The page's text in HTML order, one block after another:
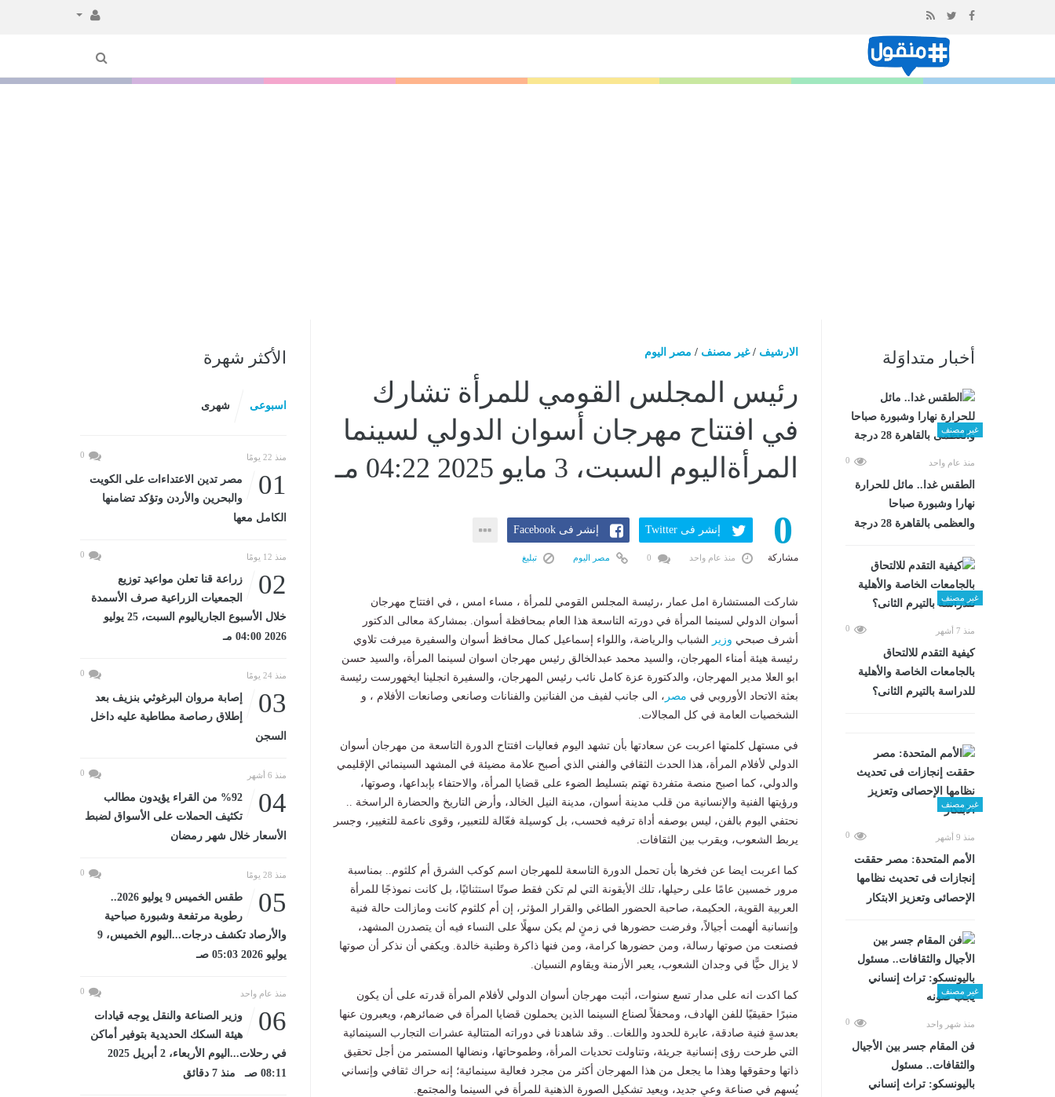
المحتوى
أخبار متداوَلة
غير مصنف
منذ عام واحد 0
الطقس غدا.. مائل للحرارة
نهارا وشبورة صباحا
والعظمى بالقاهرة 28 درجة
غير مصنف
منذ 7 أشهر 0
كيفية التقدم للالتحاق
بالجامعات الخاصة والأهلية
للدراسة بالتيرم الثانى؟
غير مصنف
منذ 9 أشهر 0
الأمم المتحدة: مصر حققت
إنجازات فى تحديث نظامها
الإحصائى وتعزيز الابتكار
غير مصنف
منذ شهر واحد 0
فن المقام جسر بين الأجيال
والثقافات.. مسئول
باليونسكو: تراث إنساني
الارشيف /غير مصنف / مصر اليوم
رئيس المجلس القومي للمرأة تشارك
في افتتاح مهرجان أسوان الدولي لسينما
المرأةاليوم السبت، 3 مايو 2025 04:22 مـ
0
مشاركة
إنشر فى Twitter إنشر فى Facebook
منذ عام واحد مصر اليوم تبليغ
شاركت المستشارة امل عمار ،رئيسة المجلس القومي للمرأة ، مساء امس ، في افتتاح مهرجان
أسوان الدولي لسينما المرأة في دورته التاسعة هذا العام بمحافظة أسوان. بمشاركة معالى الدكتور
أشرف صبحي وزير
الشباب والرياضة، واللواء إسماعيل كمال محافظ أسوان والسفيرة ميرفت تلاوي
رئيسة هيئة أمناء المهرجان، والسيد محمد عبدالخالق رئيس مهرجان اسوان لسينما المرأة، والسيد حسن
ابو العلا مدير المهرجان، والدكتورة عزة كامل نائب رئيس المهرجان، والسفيرة انجلينا ايخهورست رئيسة
بعثة الاتحاد الأوروبي في مصر ، الى جانب لفيف من الفنانين والفنانات وصانعي وصانعات الأفلام ، و
الشخصيات العامة في كل المجالات.
في مستهل كلمتها اعربت عن سعادتها بأن تشهد اليوم فعاليات افتتاح الدورة التاسعة من مهرجان أسوان
الدولي لأفلام المرأة، هذا الحدث الثقافي والفني الذي أصبح علامة مضيئة في المشهد السينمائي الإقليمي
والدولي، كما اصبح منصة متفردة تهتم بتسليط الضوء على قضايا المرأة، والاحتفاء بإبداعها، وصوتها،
ورؤيتها الفنية والإنسانية من قلب مدينة أسوان، مدينة النيل الخالد، وأرض التاريخ والحضارة الراسخة ..
نحتفي اليوم بالفن، ليس بوصفه أداة ترفيه فحسب، بل كوسيلة فعّالة للتعبير، وقوى ناعمة للتغيير، وجسر
يربط الشعوب، ويقرب بين الثقافات.
كما اعربت ايضا عن فخرها بأن تحمل الدورة التاسعة للمهرجان اسم كوكب الشرق أم كلثوم.. بمناسبة
مرور خمسين عامًا على رحيلها، تلك الأيقونة التي لم تكن فقط صوتًا استثنائيًا، بل كانت نموذجًا للمرأة
العربية القوية، الحكيمة، صاحبة الحضور الطاغي والقرار المؤثر، إن أم كلثوم كانت ومازالت حالة فنية
وإنسانية ألهمت أجيالاً، وفرضت حضورها في زمنٍ لم يكن سهلًا على النساء فيه أن يتصدرن المشهد،
فصنعت من صوتها رسالة، ومن حضورها كرامة، ومن فنها ذاكرة وطنية خالدة. ويكفي أن نذكر أن صوتها
لا يزال حيًّا في وجدان الشعوب، يعبر الأزمنة ويقاوم النسيان.
كما اكدت انه على مدار تسع سنوات، أثبت مهرجان أسوان الدولي لأفلام المرأة قدرته على أن يكون
منبرًا حقيقيًا للفن الهادف، ومحفلاً لصناع السينما الذين يحملون قضايا المرأة في ضمائرهم، ويعبرون عنها
بعدسةٍ فنية صادقة، عابرة للحدود واللغات.. وقد شاهدنا في دوراته المتتالية عشرات التجارب السينمائية
التي طرحت رؤى إنسانية جريئة، وتناولت تحديات المرأة، وطموحاتها، ونضالها المستمر من أجل تحقيق
ذاتها وحقوقها وهذا ما يجعل من هذا المهرجان أكثر من مجرد فعالية سينمائية؛ إنه حراك ثقافي وإنساني
يُسهم في صناعة وعيٍ جديد، ويعيد تشكيل الصورة الذهنية للمرأة في السينما والمجتمع.
الأكثر شهرة
اسبوعى شهرى
منذ 22 يومًا 0
01
مصر تدين الاعتداءات على الكويت
والبحرين والأردن وتؤكد تضامنها
الكامل معها
منذ 12 يومًا 0
02
زراعة قنا تعلن مواعيد توزيع
الجمعيات الزراعية صرف الأسمدة
خلال الأسبوع الجارياليوم السبت، 25 يوليو
2026 04:00 مـ
منذ 24 يومًا 0
03
إصابة مروان البرغوثي بنزيف بعد
إطلاق رصاصة مطاطية عليه داخل
السجن
منذ 6 أشهر 0
04
%92 من القراء يؤيدون مطالب
تكثيف الحملات على الأسواق لضبط
الأسعار خلال شهر رمضان
منذ 28 يومًا 0
05
طقس الخميس 9 يوليو 2026..
رطوبة مرتفعة وشبورة صباحية
والأرصاد تكشف درجات...اليوم الخميس، 9
يوليو 2026 05:03 صـ
منذ عام واحد 0
06
وزير الصناعة والنقل يوجه قيادات
هيئة السكك الحديدية بتوفير أماكن
في رحلات...اليوم الأربعاء، 2 أبريل 2025
08:11 صـ منذ 7 دقائق